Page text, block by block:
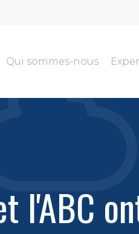
Qui sommes-nous
l'ABC